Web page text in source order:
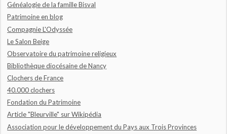
Généalogie de la famille Bisval
Patrimoine en blog
Compagnie L'Odyssée
Le Salon Beige
Observatoire du patrimoine religieux
Bibliothèque diocésaine de Nancy
Clochers de France
40.000 clochers
Fondation du Patrimoine
Article "Bleurville" sur Wikipédia
Association pour le développement du Pays aux Trois Provinces